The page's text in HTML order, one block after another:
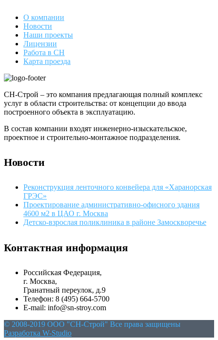
О компании
Новости
Наши проекты
Лицензии
Работа в СН
Карта проезда
СН-Строй – это компания предлагающая полный комплекс
услуг в области строительства: от концепции до ввода
построенного объекта в эксплуатацию.
В состав компании входят инженерно-изыскательское,
проектное и строительно-монтажное подразделения.
Новости
Реконструкция ленточного конвейера для «Харанорская
ГРЭС»
Проектирование административно-офисного здания
4600 м2 в ЦАО г. Москва
Детско-взрослая поликлиника в районе Замоскворечье
Контактная информация
Российская Федерация,
г. Москва,
Гранатный переулок, д.9
Телефон: 8 (495) 664-5700
E-mail: info@sn-stroy.com
© 2008-2019 OOO "СН-Строй" Все права защищены
Разработка W-Studio